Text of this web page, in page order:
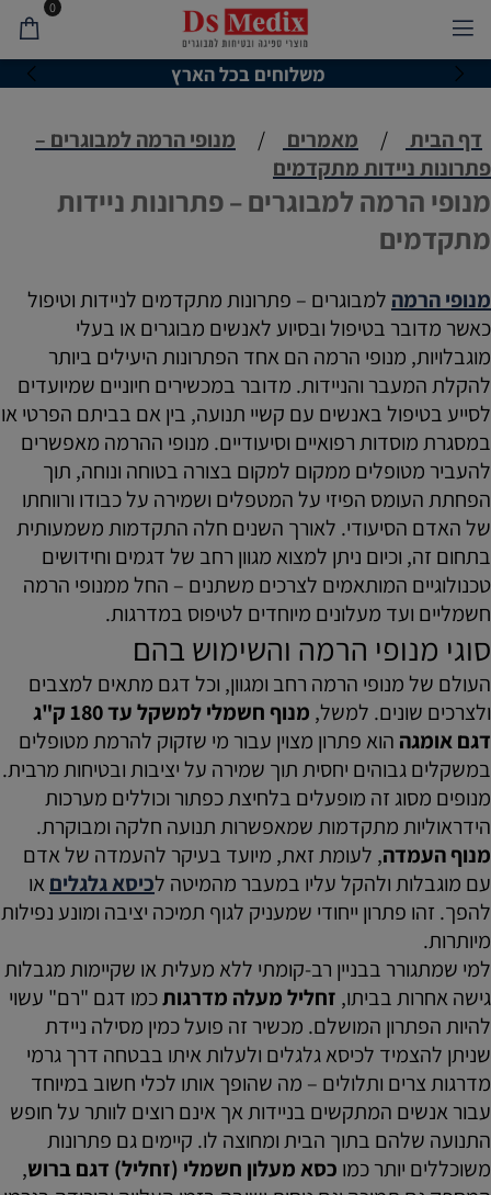
משלוחים בכל הארץ
0
דף הבית / מאמרים /
מנופי הרמה למבוגרים –
פתרונות ניידות מתקדמים
מנופי הרמה למבוגרים – פתרונות ניידות
מתקדמים
מנופי הרמה למבוגרים – פתרונות מתקדמים לניידות וטיפול
כאשר מדובר בטיפול ובסיוע לאנשים מבוגרים או בעלי
מוגבלויות, מנופי הרמה הם אחד הפתרונות היעילים ביותר
להקלת המעבר והניידות. מדובר במכשירים חיוניים שמיועדים
לסייע בטיפול באנשים עם קשיי תנועה, בין אם בביתם הפרטי או
במסגרת מוסדות רפואיים וסיעודיים. מנופי ההרמה מאפשרים
להעביר מטופלים ממקום למקום בצורה בטוחה ונוחה, תוך
הפחתת העומס הפיזי על המטפלים ושמירה על כבודו ורווחתו
של האדם הסיעודי. לאורך השנים חלה התקדמות משמעותית
בתחום זה, וכיום ניתן למצוא מגוון רחב של דגמים וחידושים
טכנולוגיים המותאמים לצרכים משתנים – החל ממנופי הרמה
חשמליים ועד מעלונים מיוחדים לטיפוס במדרגות.
סוגי מנופי הרמה והשימוש בהם
העולם של מנופי הרמה רחב ומגוון, וכל דגם מתאים למצבים
ולצרכים שונים. למשל,
מנוף חשמלי למשקל עד 180 ק"ג
דגם אומגה הוא פתרון מצוין עבור מי שזקוק להרמת מטופלים
במשקלים גבוהים יחסית תוך שמירה על יציבות ובטיחות מרבית.
מנופים מסוג זה מופעלים בלחיצת כפתור וכוללים מערכות
הידראוליות מתקדמות שמאפשרות תנועה חלקה ומבוקרת.
מנוף העמדה, לעומת זאת, מיועד בעיקר להעמדה של אדם
עם מוגבלות ולהקל עליו במעבר מהמיטה לכיסא גלגלים או
להפך. זהו פתרון ייחודי שמעניק לגוף תמיכה יציבה ומונע נפילות
מיותרות.
למי שמתגורר בבניין רב-קומתי ללא מעלית או שקיימות מגבלות
גישה אחרות בביתו, זחליל מעלה מדרגותכמו דגם "רם" עשוי
להיות הפתרון המושלם. מכשיר זה פועל כמין מסילה ניידת
שניתן להצמיד לכיסא גלגלים ולעלות איתו בבטחה דרך גרמי
מדרגות צרים ותלולים – מה שהופך אותו לכלי חשוב במיוחד
עבור אנשים המתקשים בניידות אך אינם רוצים לוותר על חופש
התנועה שלהם בתוך הבית ומחוצה לו. קיימים גם פתרונות
משוכללים יותר כמו כסא מעלון חשמלי (זחליל) דגם ברוש,